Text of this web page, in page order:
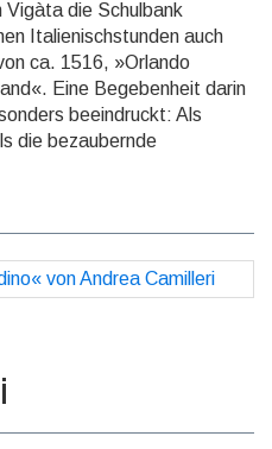
Vigàta die Schulbank
Italie­nisch­stunden auch
ca. 1516, »Orlando
Eine Bege­benheit darin
beeindruckt: Als
die be­zaubernde